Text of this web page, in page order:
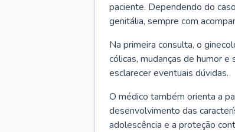
paciente. Dependendo do
genitália, sempre com
Na primeira consulta, o
cólicas, mudanças de humor
esclarecer eventuais dúvidas.
O médico também orienta a
desenvolvimento das
adolescência e a proteção